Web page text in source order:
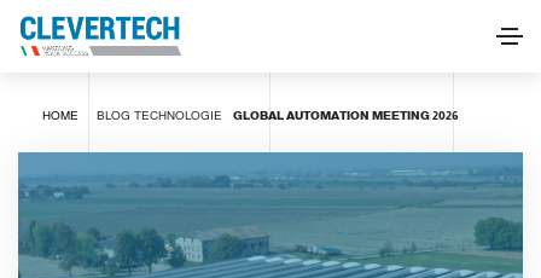
HOME BLOG TECHNOLOGIE GLOBAL AUTOMATION MEETING 2026